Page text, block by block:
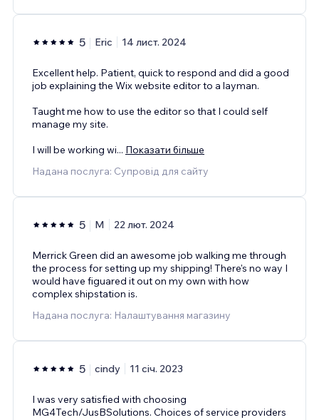
5 Eric 14 лист. 2024
Excellent help. Patient, quick to respond and did a good
job explaining the Wix website editor to a layman.
Taught me how to use the editor so that I could self
manage my site.
I will be working wi... Показати більше
Надана послуга: Супровід для сайту
5 M 22 лют. 2024
Merrick Green did an awesome job walking me through
the process for setting up my shipping! There's no way I
would have figuared it out on my own with how
complex shipstation is.
Надана послуга: Налаштування магазину
5 cindy 11 січ. 2023
I was very satisfied with choosing
MG4Tech/JusBSolutions. Choices of service providers